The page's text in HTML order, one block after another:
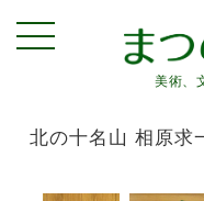
美術、
北の十名山 相原求